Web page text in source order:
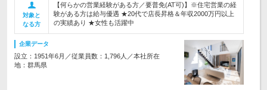
対象と
なる方
【何らかの営業経験がある方／要普免(AT可)】※住宅営業の経
験がある方は給与優遇 ★20代で店長昇格＆年収2000万円以上
の実績あり ★女性も活躍中
企業データ
設立：1951年6月／従業員数：1,796人／本社所在
地：群馬県